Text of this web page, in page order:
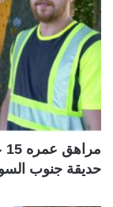
حديقة جنوب